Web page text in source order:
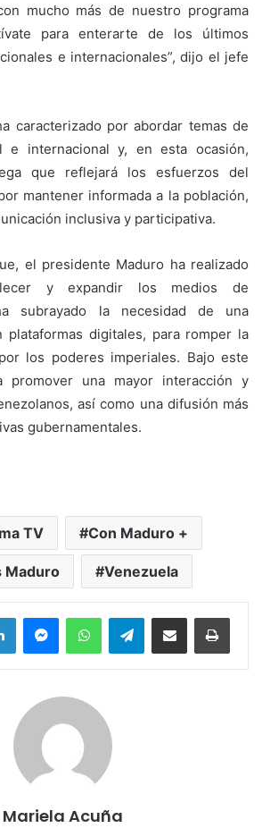
mucho más de nuestro programa
para enterarte de los últimos
e internacionales”, dijo el jefe
caracterizado por abordar temas de
e internacional y, en esta ocasión,
que reflejará los esfuerzos del
mantener informada a la población,
inclusiva y participativa.
el presidente Maduro ha realizado
y expandir los medios de
subrayado la necesidad de una
plataformas digitales, para romper la
los poderes imperiales. Bajo este
promover una mayor interacción y
así como una difusión más
gubernamentales.
TV Con Maduro +
Maduro Venezuela
LinkedInMessengerWhatsAppTelegramCompartir por correo electrónico
Mariela Acuña